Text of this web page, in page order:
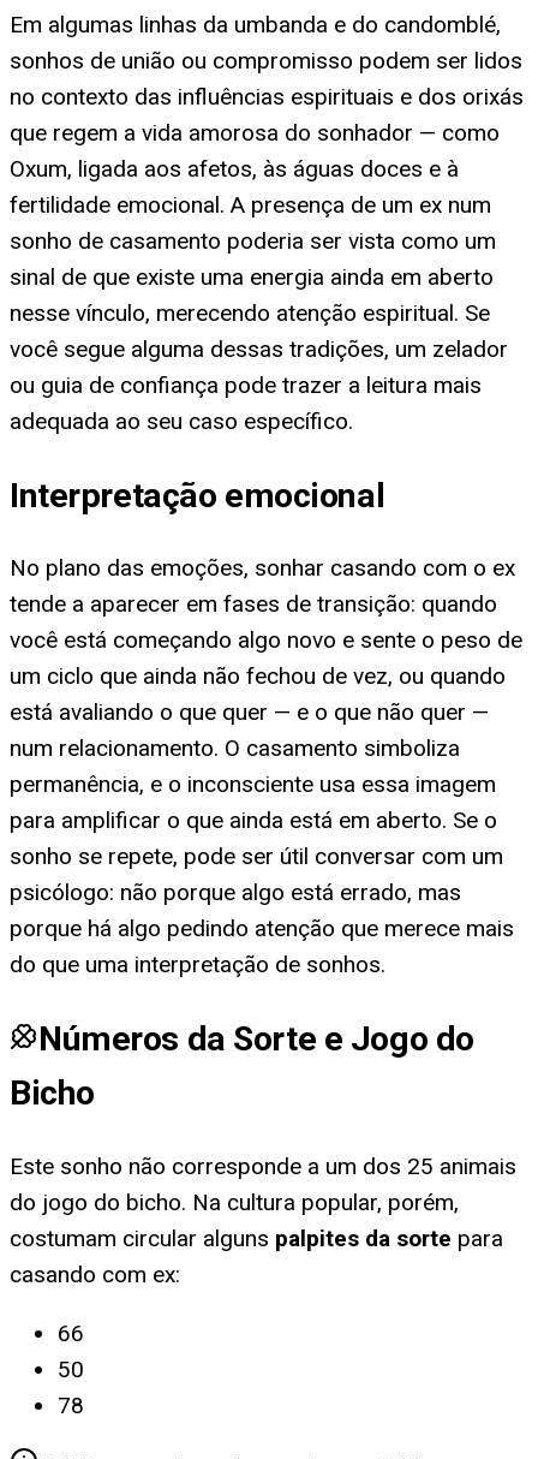
Em algumas linhas da umbanda e do candomblé,
sonhos de união ou compromisso podem ser lidos
no contexto das influências espirituais e dos orixás
que regem a vida amorosa do sonhador — como
Oxum, ligada aos afetos, às águas doces e à
fertilidade emocional. A presença de um ex num
sonho de casamento poderia ser vista como um
sinal de que existe uma energia ainda em aberto
nesse vínculo, merecendo atenção espiritual. Se
você segue alguma dessas tradições, um zelador
ou guia de confiança pode trazer a leitura mais
adequada ao seu caso específico.
Interpretação emocional
No plano das emoções, sonhar casando com o ex
tende a aparecer em fases de transição: quando
você está começando algo novo e sente o peso de
um ciclo que ainda não fechou de vez, ou quando
está avaliando o que quer — e o que não quer —
num relacionamento. O casamento simboliza
permanência, e o inconsciente usa essa imagem
para amplificar o que ainda está em aberto. Se o
sonho se repete, pode ser útil conversar com um
psicólogo: não porque algo está errado, mas
porque há algo pedindo atenção que merece mais
do que uma interpretação de sonhos.
Números da Sorte e Jogo do
Bicho
Este sonho não corresponde a um dos 25 animais
do jogo do bicho. Na cultura popular, porém,
costumam circular alguns palpites da sorte para
casando com ex:
66
50
78